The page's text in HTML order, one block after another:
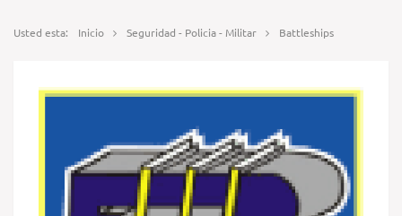
Usted esta: Inicio Seguridad - Policia - Militar Battleships